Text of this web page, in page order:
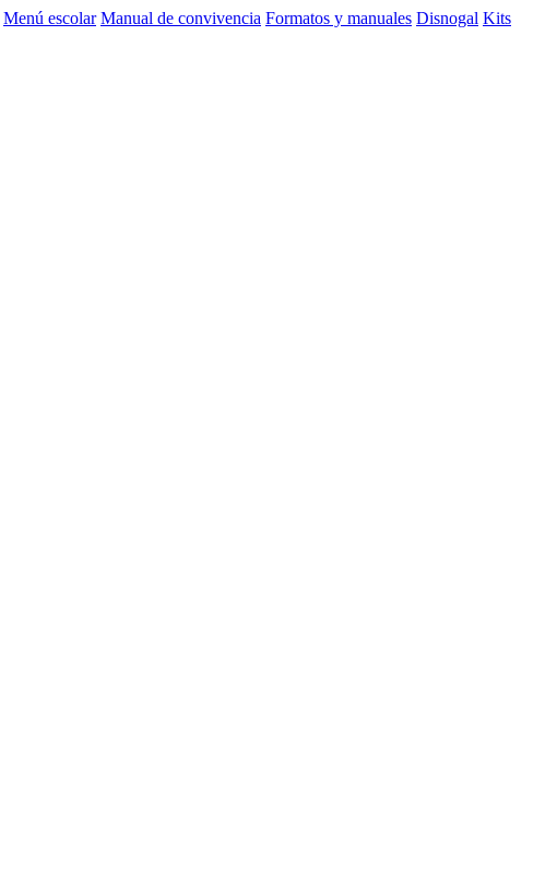
Menú escolar Manual de convivencia Formatos y manuales Disnogal Kits